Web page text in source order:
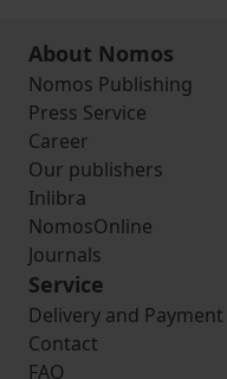
About Nomos
Nomos Publishing
Press Service
Career
Our publishers
Inlibra
NomosOnline
Journals
Service
Delivery and Payment
Contact
FAQ